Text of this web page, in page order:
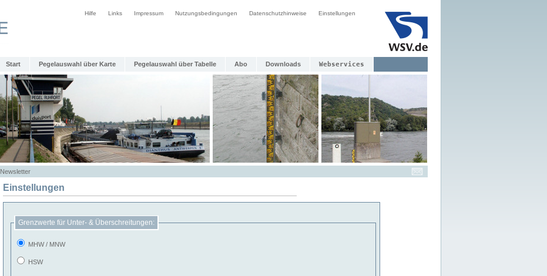
Hilfe Links Impressum Nutzungsbedingungen Datenschutzhinweise Einstellungen
Start Pegelauswahl über Karte Pegelauswahl über Tabelle Abo Downloads Webservices
Newsletter
Einstellungen
Grenzwerte für Unter- & Überschreitungen:
MHW / MNW
HSW